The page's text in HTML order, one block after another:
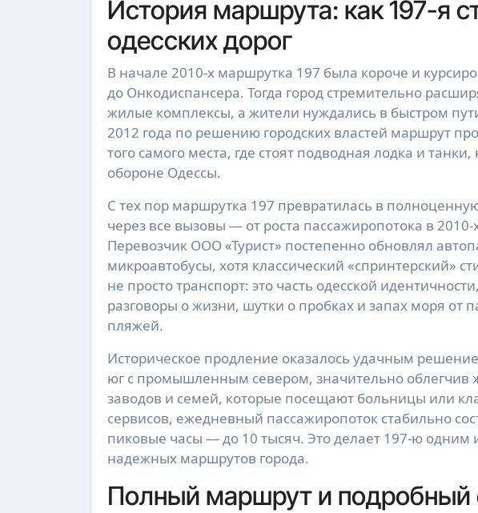
История маршрута: как 197-я
одесских дорог
В начале 2010-х маршрутка 197 была короче и
до Онкодиспансера. Тогда город стремительно
жилые комплексы, а жители нуждались в быстром
2012 года по решению городских властей маршрут
того самого места, где стоят подводная лодка и
обороне Одессы.
С тех пор маршрутка 197 превратилась в
через все вызовы — от роста пассажиропотока в
Перевозчик ООО «Турист» постепенно обновлял
микроавтобусы, хотя классический «спринтерский»
не просто транспорт: это часть одесской
разговоры о жизни, шутки о пробках и запах моря от
пляжей.
Историческое продление оказалось удачным
юг с промышленным севером, значительно облегчив
заводов и семей, которые посещают больницы или
сервисов, ежедневный пассажиропоток стабильно
пиковые часы — до 10 тысяч. Это делает 197-ю одним
надежных маршрутов города.
Полный маршрут и подробный